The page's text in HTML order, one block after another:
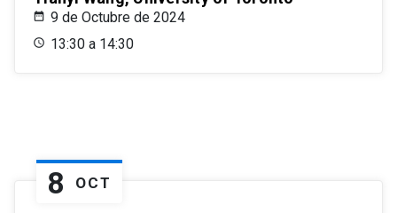
9 de Octubre de 2024
13:30 a 14:30
8 OCT